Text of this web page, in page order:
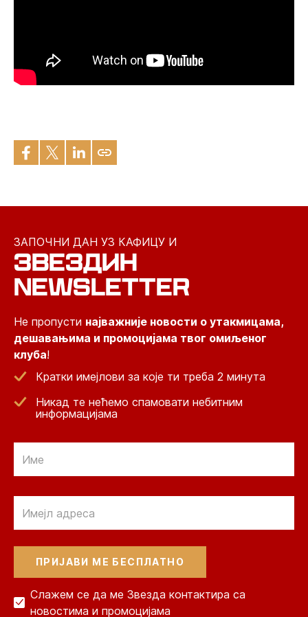
ЗАПОЧНИ ДАН УЗ КАФИЦУ И
ЗВЕЗДИН
NEWSLETTER
Не пропусти најважније новости о утакмицама,
дешавањима и промоцијама твог омиљеног
клуба!
Кратки имејлови за које ти треба 2 минута
Никад те нећемо спамовати небитним
информацијама
Слажем се да ме Звезда контактира са
новостима и промоцијама